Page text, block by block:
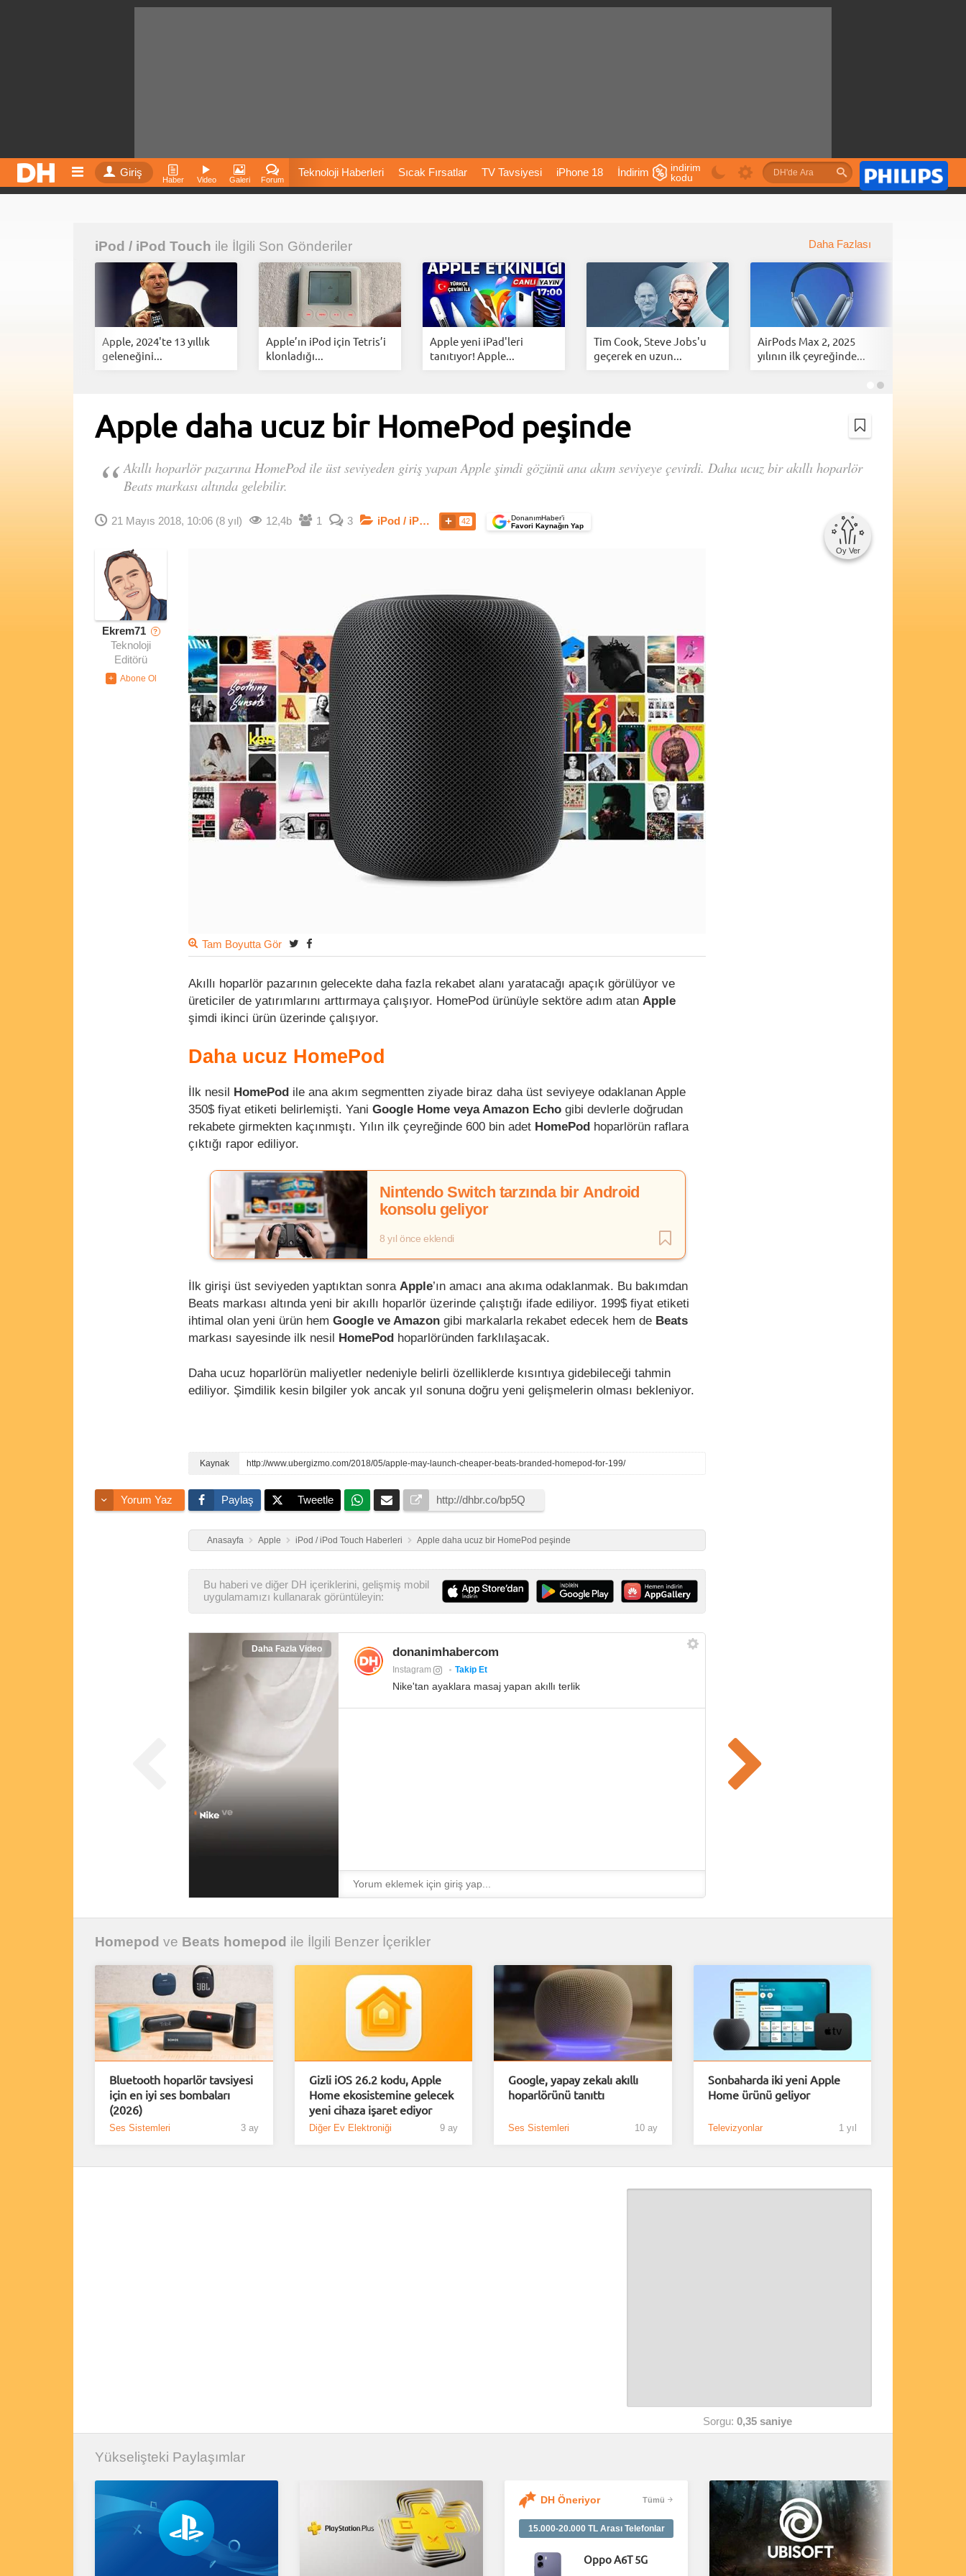
Giriş
Haber Video Galeri Forum
Teknoloji Haberleri Sıcak Fırsatlar TV Tavsiyesi iPhone 18 İndirim
Fiyatları Vizyondaki
İnstagram Dondurma İnstagram Çöktü Mü
indirim
kodu
iPod / iPod Touch ile İlgili Son Gönderiler Daha Fazlası
Apple, 2024'te 13 yıllık
geleneğini...
Apple’ın iPod için Tetris’i
klonladığı...
Apple yeni iPad'leri
tanıtıyor! Apple...
Tim Cook, Steve Jobs'u
geçerek en uzun...
AirPods Max 2, 2025
yılının ilk çeyreğinde...
Apple daha ucuz bir HomePod peşinde
Akıllı hoparlör pazarına HomePod ile üst seviyeden giriş yapan Apple şimdi gözünü ana akım seviyeye çevirdi. Daha ucuz bir akıllı hoparlör
Beats markası altında gelebilir.
21 Mayıs 2018, 10:06 (8 yıl) 12,4b 1 3 iPod / iPod Touch 42 +DonanımHaber’i
Favori Kaynağın Yap
Oy Ver
Ekrem71 ?
Teknoloji
Editörü
Tam Boyutta Gör
Akıllı hoparlör pazarının gelecekte daha fazla rekabet alanı yaratacağı apaçık görülüyor ve
üreticiler de yatırımlarını arttırmaya çalışıyor. HomePod ürünüyle sektöre adım atan Apple
şimdi ikinci ürün üzerinde çalışıyor.
Daha ucuz HomePod
İlk nesil HomePod ile ana akım segmentten ziyade biraz daha üst seviyeye odaklanan Apple
350$ fiyat etiketi belirlemişti. Yani Google Home veya Amazon Echo gibi devlerle doğrudan
rekabete girmekten kaçınmıştı. Yılın ilk çeyreğinde 600 bin adet HomePod hoparlörün raflara
çıktığı rapor ediliyor.
Nintendo Switch tarzında bir Android
konsolu geliyor
8 yıl önce eklendi
İlk girişi üst seviyeden yaptıktan sonra Apple’ın amacı ana akıma odaklanmak. Bu bakımdan
Beats markası altında yeni bir akıllı hoparlör üzerinde çalıştığı ifade ediliyor. 199$ fiyat etiketi
ihtimal olan yeni ürün hem Google ve Amazon gibi markalarla rekabet edecek hem de Beats
markası sayesinde ilk nesil HomePod hoparlöründen farklılaşacak.
Daha ucuz hoparlörün maliyetler nedeniyle belirli özelliklerde kısıntıya gidebileceği tahmin
ediliyor. Şimdilik kesin bilgiler yok ancak yıl sonuna doğru yeni gelişmelerin olması bekleniyor.
http://www.ubergizmo.com/2018/05/apple-may-launch-cheaper-beats-branded-homepod-for-199/
Yorum Yaz Paylaş Tweetle
Anasayfa Apple iPod / iPod Touch Haberleri Apple daha ucuz bir HomePod peşinde
Bu haberi ve diğer DH içeriklerini, gelişmiş mobil
uygulamamızı kullanarak görüntüleyin:
Daha Fazla Video donanimhabercom
Instagram Takip Et
Nike'tan ayaklara masaj yapan akıllı terlik
Homepod ve Beats homepod ile İlgili Benzer İçerikler
Bluetooth hoparlör tavsiyesi
için en iyi ses bombaları
(2026)
Ses Sistemleri 3 ay
Gizli iOS 26.2 kodu, Apple
Home ekosistemine gelecek
yeni cihaza işaret ediyor
Diğer Ev Elektroniği 9 ay
Google, yapay zekalı akıllı
hoparlörünü tanıttı
Ses Sistemleri 10 ay
Sonbaharda iki yeni Apple
Home ürünü geliyor
Televizyonlar 1 yıl
Sorgu: 0,35 saniye
Yükselişteki Paylaşımlar
DH Öneriyor Tümü
15.000-20.000 TL Arası Telefonlar
Oppo A6T 5G